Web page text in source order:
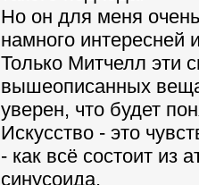
Но он для меня
намного интересней
Только Митчелл эти
вышеописанных
уверен, что будет
Искусство - это
- как всё состоит из
синусоида.